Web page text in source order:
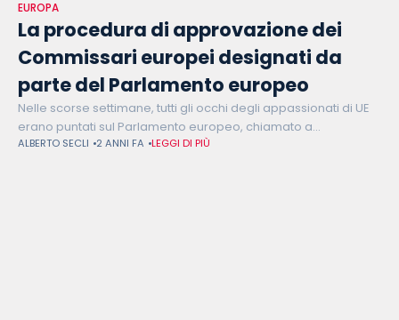
EUROPA
La procedura di approvazione dei
Commissari europei designati da
parte del Parlamento europeo
Nelle scorse settimane, tutti gli occhi degli appassionati di UE
erano puntati sul Parlamento europeo, chiamato a
confermare i Commissari europei designati e, così facendo, a
ALBERTO SECLI 2 ANNI FA LEGGI DI PIÙ